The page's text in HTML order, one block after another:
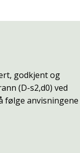
godkjent og
(D-s2,d0) ved
følge anvisningene